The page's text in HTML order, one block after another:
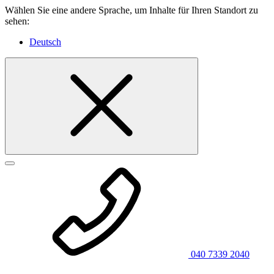
Wählen Sie eine andere Sprache, um Inhalte für Ihren Standort zu
sehen:
Deutsch
040 7339 2040